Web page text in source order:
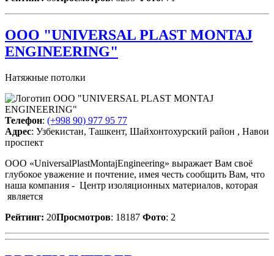
ООО "UNIVERSAL PLAST MONTAJ
ENGINEERING"
Натяжные потолки
Телефон: (+998 90) 977 95 77
Адрес: Узбекистан, Ташкент, Шайхонтохурский район , Навои
проспект
ООО «UniversalPlastMontajEngineering» выражает Вам своё
глубокое уважение и почтение, имея честь сообщить Вам, что
наша компания - Центр изоляционных материалов, которая
является
Рейтинг: 20Просмотров: 18187 Фото: 2